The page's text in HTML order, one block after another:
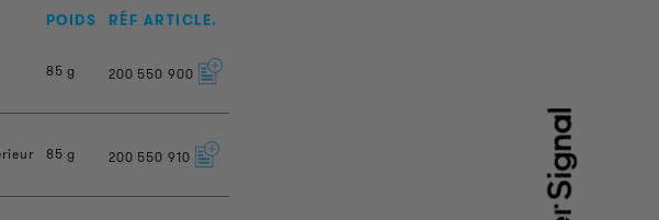
POIDS RÉF ARTICLE.
85 g 200 550 900
85 g 200 550 910